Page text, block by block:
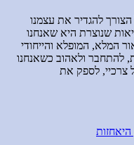
להגדיר את עצמנו
שנוצרת היא שאנחנו
המלא, המופלא והייחודי
להתחבר ולאהוב כשאנחנו
צרכיי, לספק את
היאחזות